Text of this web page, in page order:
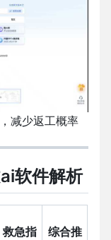
减少返工概率
ai软件解析
救急指
综合推